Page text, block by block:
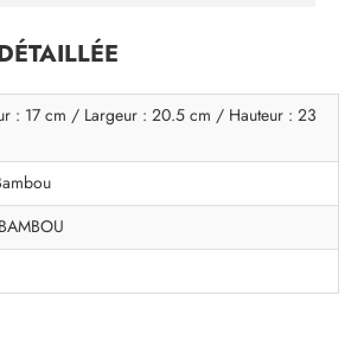
: 17 cm / Largeur : 20.5 cm / Hauteur : 23